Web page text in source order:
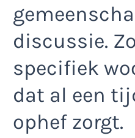
discussie.
specifiek
dat al een
ophef zorgt.